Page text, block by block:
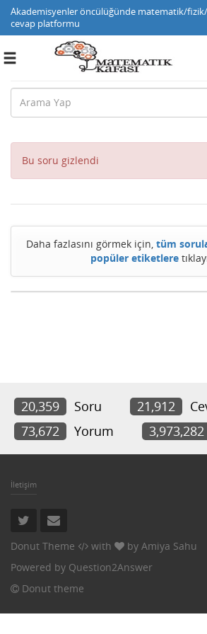
Akademisyenler öncülüğünde matematik/
cevap platformu
Toggle
Bu soru gizlendi
Daha fazlasını görmek için, tüm
popüler etiketlere
20,359 Soru 21,912
73,672
Yorum 3,973,282
İletişim
Donut Theme with by Amiya Sahu
Powered by Question2Answer
Donut theme